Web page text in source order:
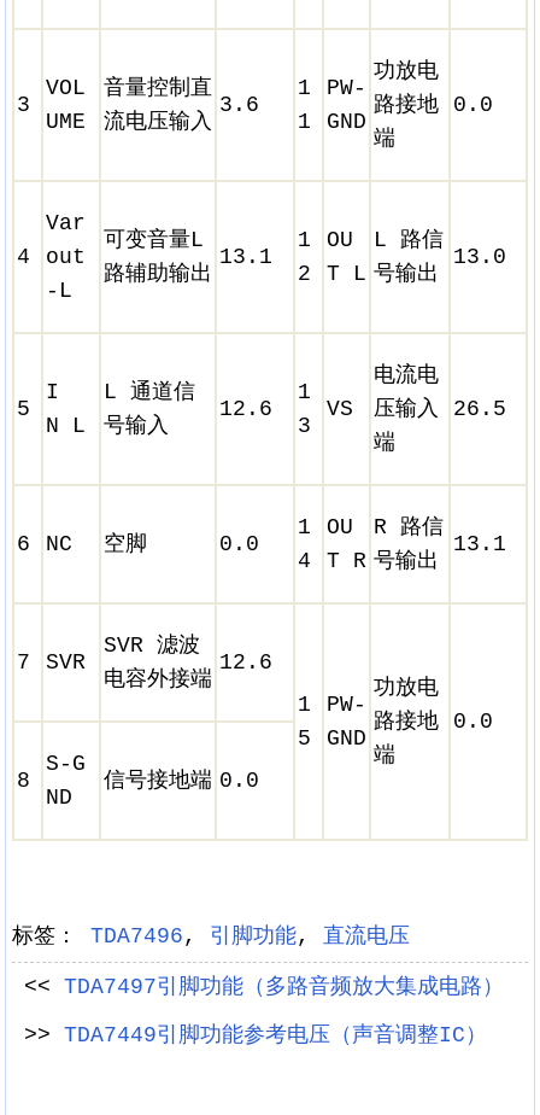
3
VOL
UME
音量控制直
流电压输入
3.6
1
1
PW-
GND
功放电
路接地
端
0.0
4
Var
out
-L
可变音量L
路辅助输出
13.1
1
2
OU
T L
L 路信
号输出
13.0
5
I
N L
L 通道信
号输入
12.6
1
3
VS
电流电
压输入
端
26.5
6 NC 空脚 0.0
1
4
OU
T R
R 路信
号输出
13.1
7 SVR
SVR 滤波
电容外接端
12.6
1
5
PW-
GND
功放电
路接地
端
0.0
8
S-G
ND
信号接地端 0.0
标签： TDA7496 , 引脚功能, 直流电压
<< TDA7497引脚功能（多路音频放大集成电路）
>> TDA7449引脚功能参考电压（声音调整IC）